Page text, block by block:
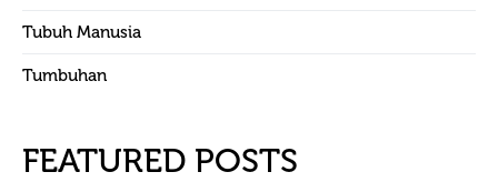
Tubuh Manusia
Tumbuhan
FEATURED POSTS